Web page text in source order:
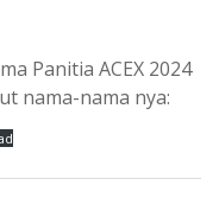
Panitia ACEX 2024
nama-nama nya: